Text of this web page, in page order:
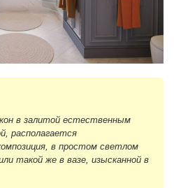
в залитой естественным
располагается
в простом светлом
такой же в вазе, изысканной в